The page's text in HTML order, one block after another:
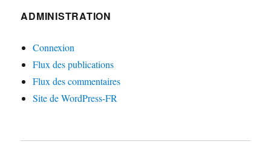
ADMINISTRATION
Connexion
Flux des publications
Flux des commentaires
Site de WordPress-FR